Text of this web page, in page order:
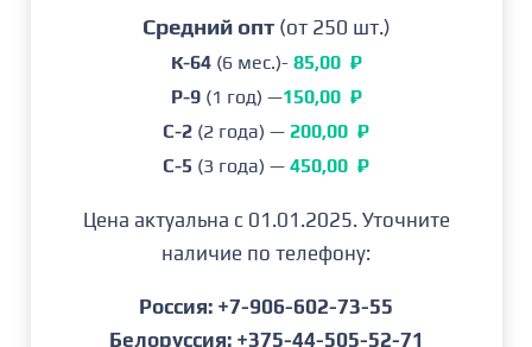
Урожайность регулярная.
Плод крупных размеров с эллиптической
формой в продольном сечении. Основной цвет
незрелых плодов — от светло-зеленого до
средне-зеленого. Зрелый плод может имеет
маленького до среднего. Ягода становится
синего цвета после удаления налета. Плод от
твердого до очень твердого, сладкий от
среднего до сильного, со средней
Средний опт (от 250 шт.)
К-64 (6 мес.)- 85,00 ₽
P-9 (1 год) —150,00 ₽
C-2 (2 года) — 200,00 ₽
C-5 (3 года) — 450,00 ₽
Цена актуальна с 01.01.2025. Уточните
наличие по телефону:
Россия: +7-906-602-73-55
Белоруссия: +375-44-505-52-71